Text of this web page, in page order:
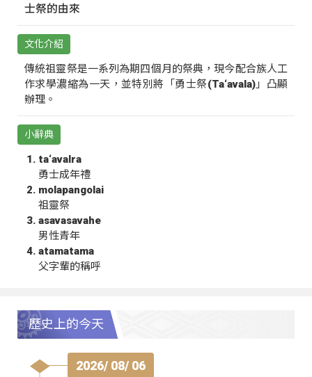
士祭的由來
文化介紹
傳統祖靈祭是一系列為期四個月的祭典，現今配合族人工
作求學濃縮為一天，並特別將「勇士祭(Ta‘avala)」凸顯
辦理。
小辭典
ta‘avalra
勇士成年禮
molapangolai
祖靈祭
asavasavahe
男性青年
atamatama
父字輩的稱呼
歷史上的今天
2026/ 08/ 06